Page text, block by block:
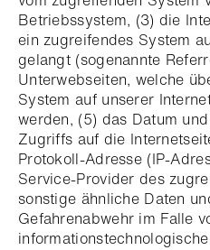
Betriebssystem, (3) die
ein zugreifendes System
gelangt (sogenannte
Unterwebseiten, welche
System auf unserer
werden, (5) das Datum
Zugriffs auf die
Protokoll-Adresse (IP-
Service-Provider des
sonstige ähnliche Daten
Gefahrenabwehr im Falle